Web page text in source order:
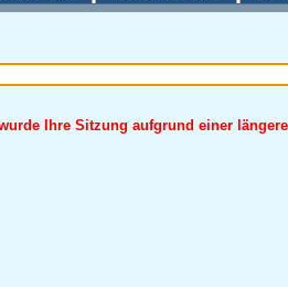
Ihre Sitzung aufgrund einer